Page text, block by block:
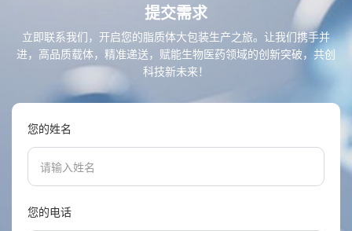
提交需求
立即联系我们，开启您的脂质体大包装生产之旅。让我们携手并
进，高品质载体，精准递送，赋能生物医药领域的创新突破，共创
科技新未来！
您的姓名
您的电话